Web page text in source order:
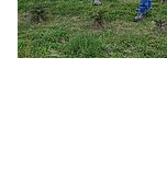
& Identity
Equality, Youth
Climate